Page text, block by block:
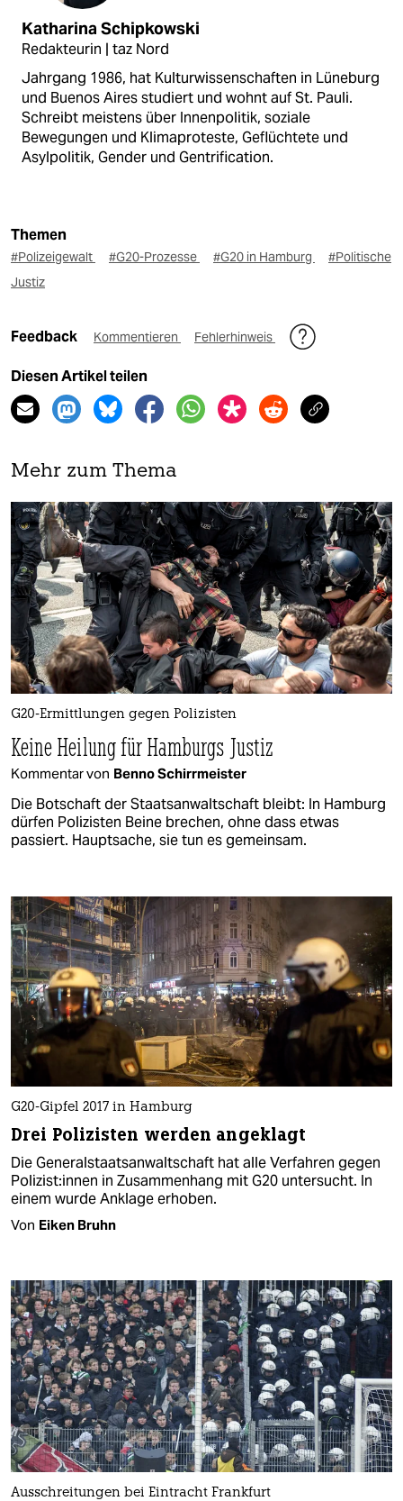
Katharina Schipkowski
Redakteurin | taz Nord
Jahrgang 1986, hat Kulturwissenschaften in Lüneburg
und Buenos Aires studiert und wohnt auf St. Pauli.
Schreibt meistens über Innenpolitik, soziale
Bewegungen und Klimaproteste, Geflüchtete und
Asylpolitik, Gender und Gentrification.
Themen
#Polizeigewalt #G20-Prozesse #G20 in Hamburg
#Politische
Justiz
Feedback Kommentieren Fehlerhinweis
Diesen Artikel teilen
Mehr zum Thema
G20-Ermittlungen gegen Po­li­zis­ten
Keine Heilung für Hamburgs Justiz
Kommentar von Benno Schirrmeister
Die Botschaft der Staatsanwaltschaft bleibt: In Hamburg
dürfen Polizisten Beine brechen, ohne dass etwas
passiert. Hauptsache, sie tun es gemeinsam.
G20-Gipfel 2017 in Hamburg
Drei Polizisten werden angeklagt
Die Generalstaatsanwaltschaft hat alle Verfahren gegen
Po­li­zis­t:in­nen in Zusammenhang mit G20 untersucht. In
einem wurde Anklage erhoben.
Von Eiken Bruhn
Ausschreitungen bei Eintracht Frankfurt